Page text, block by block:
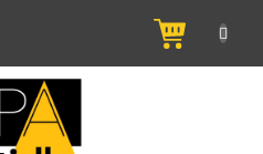
NÁKUPNÍ
KOŠÍK